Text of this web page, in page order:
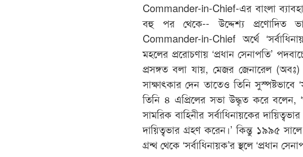
Commander-in-Chief-এর বাংলা
বহু পর থেকে-- উদ্দেশ্য প্রণোদিত
Commander-in-Chief অর্থে
মহলের প্ররোচণায় ‘প্রধান সেনাপতি’
প্রসঙ্গত বলা যায়, মেজর জেনারেল
সাক্ষাৎকার দেন তাতেও তিনি সুস্পষ্টভাবে
তিনি ৪ এপ্রিলের সভা উদ্ধৃত করে বলেন,
সামরিক বাহিনীর সর্বাধিনায়কের
দায়িত্বভার গ্রহণ করেন।’ কিন্তু ১৯৯৫
গ্রন্থ থেকে ‘সর্বাধিনায়ক’র স্থলে ‘প্রধান